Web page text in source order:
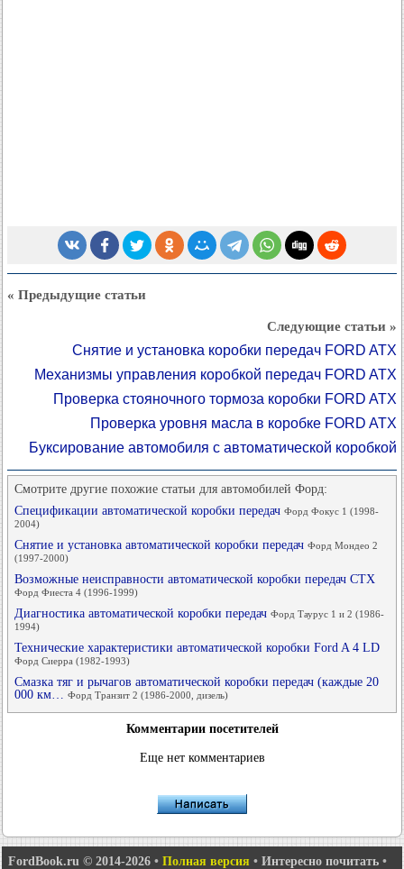
« Предыдущие статьи
Следующие статьи »
Снятие и установка коробки передач FORD ATX
Механизмы управления коробкой передач FORD ATX
Проверка стояночного тормоза коробки FORD ATX
Проверка уровня масла в коробке FORD ATX
Буксирование автомобиля с автоматической коробкой
Смотрите другие похожие статьи для автомобилей Форд:
Спецификации автоматической коробки передач Форд Фокус 1 (1998-
2004)
Снятие и установка автоматической коробки передач Форд Мондео 2
(1997-2000)
Возможные неисправности автоматической коробки передач СТХ
Форд Фиеста 4 (1996-1999)
Диагностика автоматической коробки передач Форд Таурус 1 и 2 (1986-
1994)
Технические характеристики автоматической коробки Ford A 4 LD
Форд Сиерра (1982-1993)
Смазка тяг и рычагов автоматической коробки передач (каждые 20
000 км… Форд Транзит 2 (1986-2000, дизель)
Комментарии посетителей
Еще нет комментариев
FordBook.ru © 2014-2026 • Полная версия • Интересно почитать •